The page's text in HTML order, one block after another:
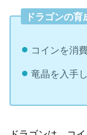
ドラゴンの育
コインを消
竜晶を入手